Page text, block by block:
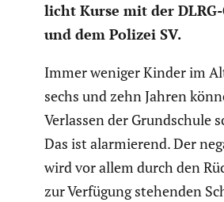
licht Kurse mit der
und dem Polizei SV.
Immer weniger Kinder im
sechs und zehn Jahren
Verlassen der Grund­schule
Das ist alarmie­rend. Der
wird vor allem durch den
zur Verfügung stehenden